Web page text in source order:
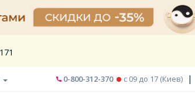
0-800-312-370 c 09 до 17 (Киев) |